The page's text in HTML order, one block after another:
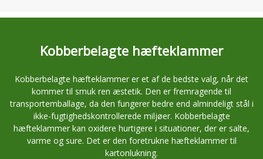
Kobberbelagte hæfteklammer
Kobberbelagte hæfteklammer er et af de bedste valg, når det
kommer til smuk ren æstetik. Den er fremragende til
transportemballage, da den fungerer bedre end almindeligt stål i
ikke-fugtighedskontrollerede miljøer. Kobberbelagte
hæfteklammer kan oxidere hurtigere i situationer, der er salte,
varme og sure. Det er den foretrukne hæfteklammer til
kartonlukning.